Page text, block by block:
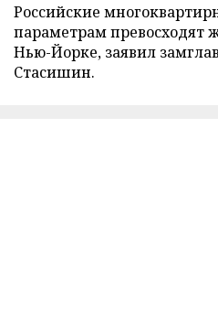
Российские
параметрам превосходят
Нью-Йорке, заявил
Стасишин.